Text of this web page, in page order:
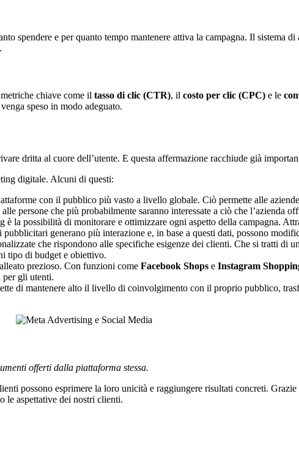
spendere e per quanto tempo mantenere attiva la campagna. Il sistema
chiave come il tasso di clic (CTR), il costo per clic (CPC) e le
speso in modo adeguato.
dritta al cuore dell’utente. E questa affermazione racchiude già
digitale. Alcuni di questi:
con il pubblico più vasto a livello globale. Ciò permette alle
persone che più probabilmente saranno interessate a ciò che l’azienda
la possibilità di monitorare e ottimizzare ogni aspetto della campagna.
generano più interazione e, in base a questi dati, possono
che rispondono alle specifiche esigenze dei clienti. Che si tratti di
tipo di budget e obiettivo.
prezioso. Con funzioni come Facebook Shops e Instagram
per gli utenti.
di mantenere alto il livello di coinvolgimento con il proprio pubblico,
offerti dalla piattaforma stessa.
possono esprimere la loro unicità e raggiungere risultati concreti.
le aspettative dei nostri clienti.